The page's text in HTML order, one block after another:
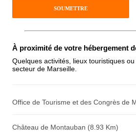
À proximité de votre hébergement
Quelques activités, lieux touristiques
secteur de Marseille.
Office de Tourisme et des Congrès de
Château de Montauban (8.93 Km)